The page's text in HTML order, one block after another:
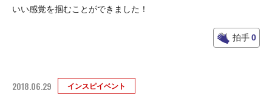
いい感覚を掴むことができました！
拍手0
2018.06.29 インスピイベント